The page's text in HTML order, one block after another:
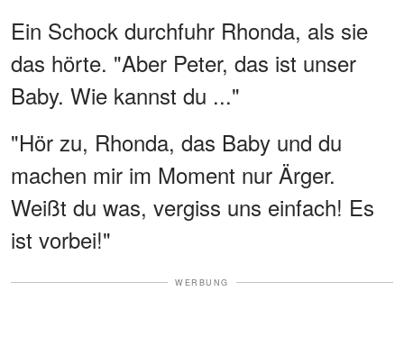
Ein Schock durchfuhr Rhonda, als sie
das hörte. "Aber Peter, das ist unser
Baby. Wie kannst du ..."
"Hör zu, Rhonda, das Baby und du
machen mir im Moment nur Ärger.
Weißt du was, vergiss uns einfach! Es
ist vorbei!"
WERBUNG